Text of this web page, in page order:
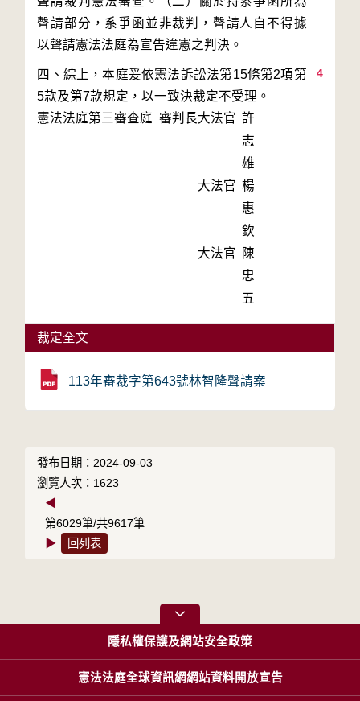
聲請部分，系爭函並非裁判，聲請人自不得據
4
四、綜上，本庭爰依憲法訴訟法第15條第2項第
5款及第7款規定，以一致決裁定不受理。
憲法法庭第三審查庭 審判長大法官 許
志
雄
大法官 楊
惠
欽
大法官
陳
忠
五
裁定全文
113年審裁字第643號林智隆聲請案
發布日期：2024-09-03
瀏覽人次：1623
◀
第6029筆/共9617筆
▶
回列表
隱私權保護及網站安全政策
憲法法庭全球資訊網網站資料開放宣告